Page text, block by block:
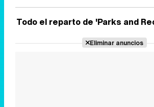
Todo el reparto de 'Parks and
Eliminar anuncios